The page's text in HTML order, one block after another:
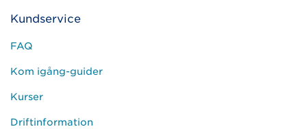
Kundservice
FAQ
Kom igång-guider
Kurser
Driftinformation